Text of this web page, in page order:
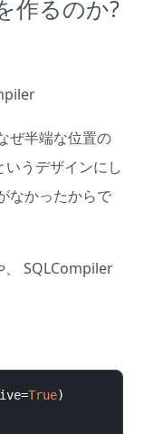
作るのか?
ぜ半端な位置の
いうデザインにし
なかったからで
、 SQLCompiler
=True)